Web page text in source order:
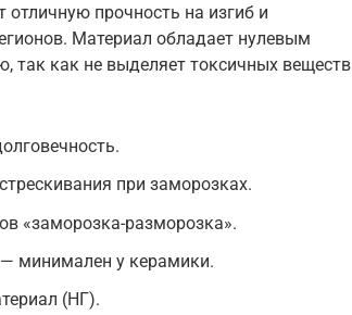
отличную прочность на изгиб и
Материал обладает нулевым
так как не выделяет токсичных веществ
при заморозках.
«заморозка-разморозка».
минимален у керамики.
(НГ).